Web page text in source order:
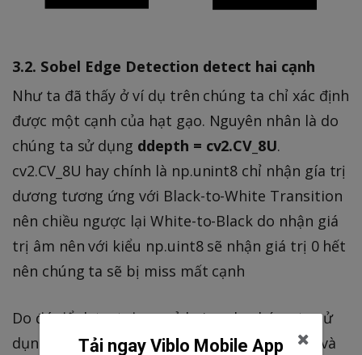
3.2. Sobel Edge Detection detect hai cạnh
Như ta đã thấy ở ví dụ trên chúng ta chỉ xác định
được một cạnh của hạt gạo. Nguyên nhân là do
chúng ta sử dụng ddepth = cv2.CV_8U.
cv2.CV_8U hay chính là np.unint8 chỉ nhận gía trị
dương tương ứng với Black-to-White Transition
nên chiều ngược lại White-to-Black do nhận giá
trị âm nên với kiểu np.uint8 sẽ nhận giá trị 0 hết
nên chúng ta sẽ bị miss mất cạnh
Do đó để detect được cả hai cạnh, chúng ta sử
dụng
cv2.CV_64Fđể nhận được cả giá trị âm và
Tải ngay Viblo Mobile App